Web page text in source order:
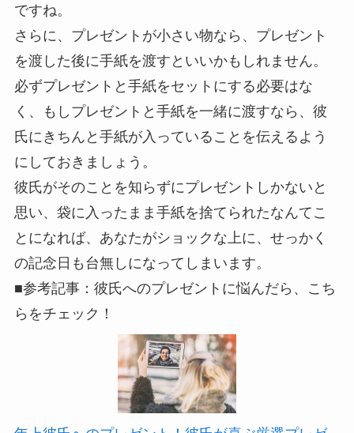
ですね。
さらに、プレゼントが小さい物なら、プレゼント
を渡した後に手紙を渡すといいかもしれません。
必ずプレゼントと手紙をセットにする必要はな
く、もしプレゼントと手紙を一緒に渡すなら、彼
氏にきちんと手紙が入っていることを伝えるよう
にしておきましょう。
彼氏がそのことを知らずにプレゼントしかないと
思い、袋に入ったまま手紙を捨てられたなんてこ
とになれば、あなたがショックな上に、せっかく
の記念日も台無しになってしまいます。
■参考記事：彼氏へのプレゼントに悩んだら、こち
らをチェック！